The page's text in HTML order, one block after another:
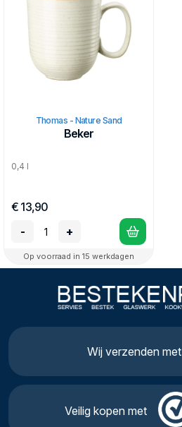
Thomas - Nature Sand
Beker
0,4 l
€ 13,90
-
+
Op voorraad in 15 werkdagen
Wij verzenden met
Veilig kopen met